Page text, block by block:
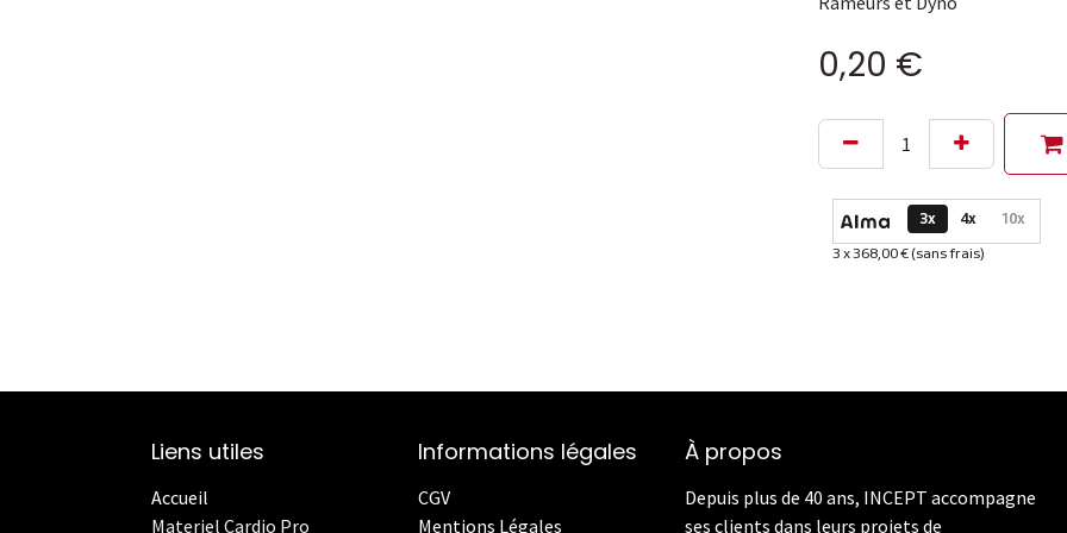
0,20 €
Options de paiement
3x 4x 10x
Informations sur le plan de
3 x 368,00 € (sans frais)
Liens utiles
Accueil
Materiel Cardio Pro
Informations légales
CGV
Mentions Légales
À propos
Depuis plus de 40 ans, INCEPT accompagne
ses clients dans leurs projets de